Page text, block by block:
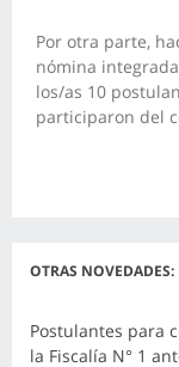
Por otra parte,
nómina
los/as 10
participaron del
OTRAS NOVEDADES:
Postulantes para
la Fiscalía N° 1